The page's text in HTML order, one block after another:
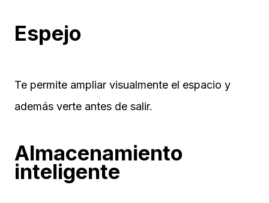
Espejo
Te permite ampliar visualmente el espacio y
además verte antes de salir.
Almacenamiento
inteligente